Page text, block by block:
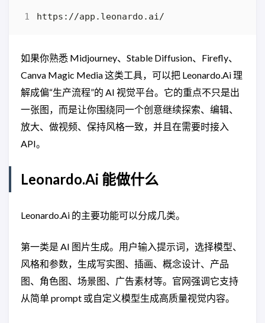
如果你熟悉 Midjourney、Stable Diffusion、Firefly、
Canva Magic Media 这类工具，可以把 Leonardo.Ai 理
解成偏“生产流程”的 AI 视觉平台。它的重点不只是出
一张图，而是让你围绕同一个创意继续探索、编辑、
放大、做视频、保持风格一致，并且在需要时接入
API。
Leonardo.Ai 能做什么
Leonardo.Ai 的主要功能可以分成几类。
第一类是 AI 图片生成。用户输入提示词，选择模型、
风格和参数，生成写实图、插画、概念设计、产品
图、角色图、场景图、广告素材等。官网强调它支持
从简单 prompt 或自定义模型生成高质量视觉内容。